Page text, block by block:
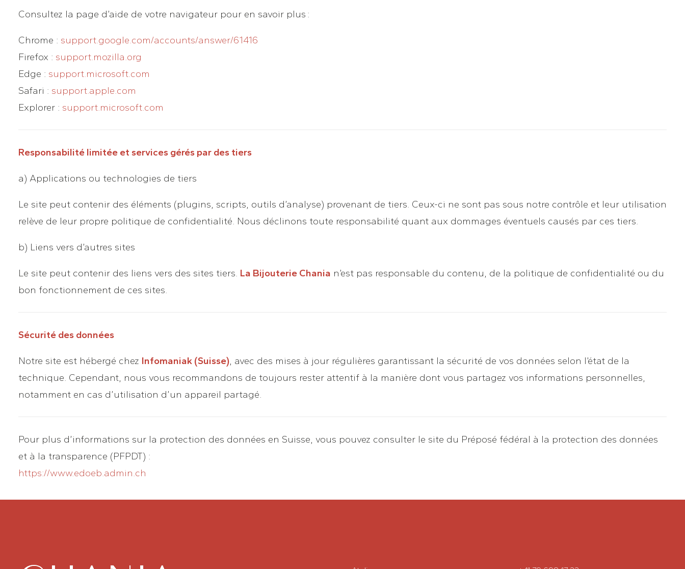
Consultez la page d’aide de votre navigateur pour en savoir plus :
Chrome : support.google.com/accounts/answer/61416
Firefox : support.mozilla.org
Edge : support.microsoft.com
Safari : support.apple.com
Explorer : support.microsoft.com
Responsabilité limitée et services gérés par des tiers
a) Applications ou technologies de tiers
Le site peut contenir des éléments (plugins, scripts, outils d’analyse) provenant de tiers. Ceux-ci ne sont pas sous notre contrôle et leur utilisation
relève de leur propre politique de confidentialité. Nous déclinons toute responsabilité quant aux dommages éventuels causés par ces tiers.
b) Liens vers d’autres sites
Le site peut contenir des liens vers des sites tiers. La Bijouterie Chania n’est pas responsable du contenu, de la politique de confidentialité ou du
bon fonctionnement de ces sites.
Sécurité des données
Notre site est hébergé chez Infomaniak (Suisse), avec des mises à jour régulières garantissant la sécurité de vos données selon l’état de la
technique. Cependant, nous vous recommandons de toujours rester attentif à la manière dont vous partagez vos informations personnelles,
notamment en cas d’utilisation d’un appareil partagé.
Pour plus d’informations sur la protection des données en Suisse, vous pouvez consulter le site du Préposé fédéral à la protection des données
et à la transparence (PFPDT) :
https://www.edoeb.admin.ch